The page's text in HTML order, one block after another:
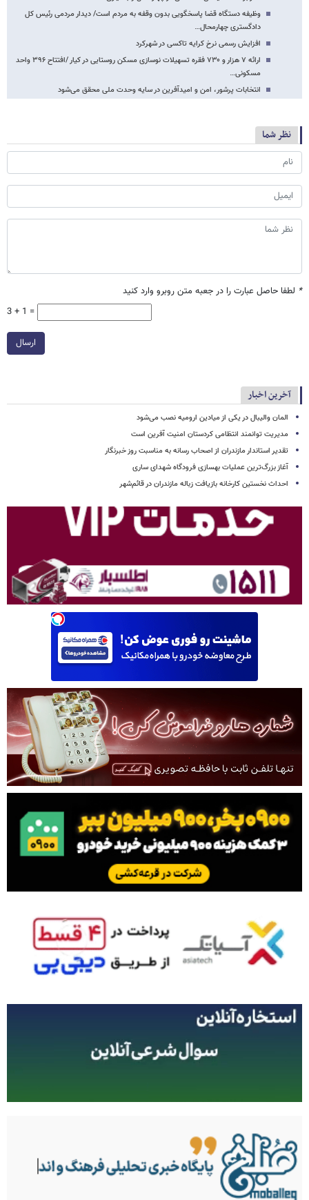
وظیفه دستگاه قضا پاسخگویی بدون وقفه به مردم است/ دیدار مردمی رئیس کل
دادگستری چهارمحال…
افزایش رسمی نرخ کرایه تاکسی در شهرکرد
ارائه ۷ هزار و ۷۳۰ فقره تسهیلات نوسازی مسکن روستایی در کیار /افتتاح ۳۹۶ واحد
مسکونی…
انتخابات پرشور، امن و امیدآفرین در سایه وحدت ملی محقق می‌شود
نظر شما
* لطفا حاصل عبارت را در جعبه متن روبرو وارد کنید
3 + 1 =
ارسال
آخرین اخبار
المان والیبال در یکی از میادین ارومیه نصب می‌شود
مدیریت توانمند انتظامی کردستان امنیت آفرین است
تقدیر استاندار مازندران از اصحاب رسانه به مناسبت روز خبرنگار
آغاز بزرگ‌ترین عملیات بهسازی فرودگاه شهدای ساری
احداث نخستین کارخانه بازیافت زباله مازندران در قائم‌شهر